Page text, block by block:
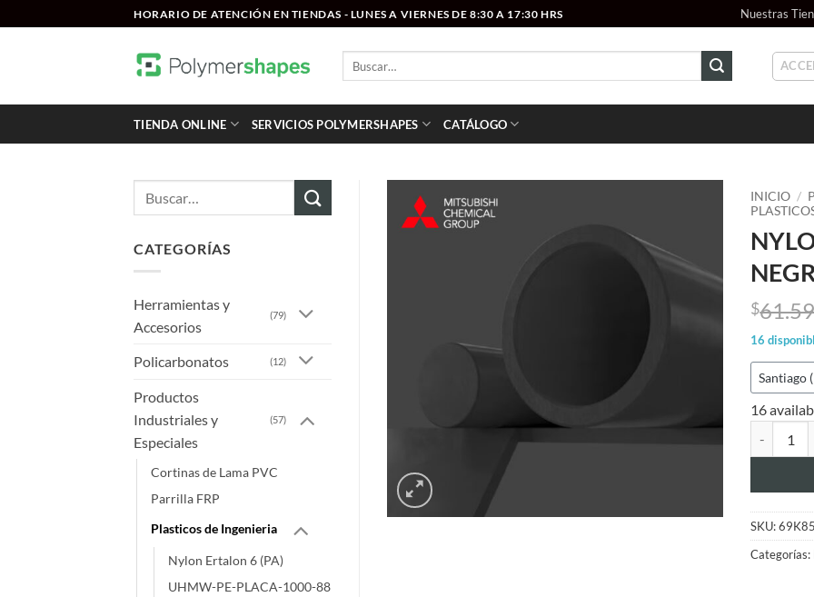
al
HORARIO DE ATENCIÓN EN TIENDAS - LUNES A VIERNES DE 8:30 A 17:30 HRS Nuestras
TIENDA ONLINE SERVICIOS POLYMERSHAPES CATÁLOGO
CATEGORÍAS
Herramientas y
Accesorios
(79)
Policarbonatos (12)
Productos
Industriales y
Especiales
(57)
Cortinas de Lama PVC
Parrilla FRP
Plasticos de Ingenieria
Nylon Ertalon 6 (PA)
UHMW-PE-PLACA-1000-88
wishlist
INICIO /
$
16
16
SKU:
Categorías: